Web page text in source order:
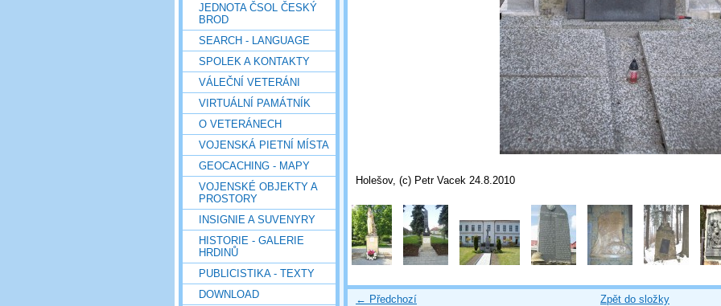
JEDNOTA ČSOL ČESKÝ
BROD
SEARCH - LANGUAGE
SPOLEK A KONTAKTY
VÁLEČNÍ VETERÁNI
VIRTUÁLNÍ PAMÁTNÍK
O VETERÁNECH
VOJENSKÁ PIETNÍ MÍSTA
GEOCACHING - MAPY
VOJENSKÉ OBJEKTY A
PROSTORY
INSIGNIE A SUVENYRY
HISTORIE - GALERIE
HRDINŮ
PUBLICISTIKA - TEXTY
DOWNLOAD
Holešov, (c) Petr Vacek 24.8.2010
← Předchozí
Zpět do složky